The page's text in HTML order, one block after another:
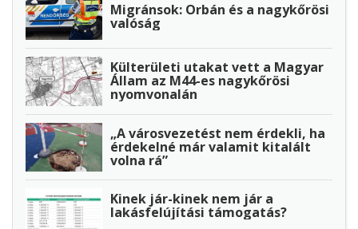
Migránsok: Orbán és a nagykőrösi
valóság
Külterületi utakat vett a Magyar
Állam az M44-es nagykőrösi
nyomvonalán
„A városvezetést nem érdekli, ha
érdekelné már valamit kitalált
volna rá”
Kinek jár-kinek nem jár a
lakásfelújítási támogatás?